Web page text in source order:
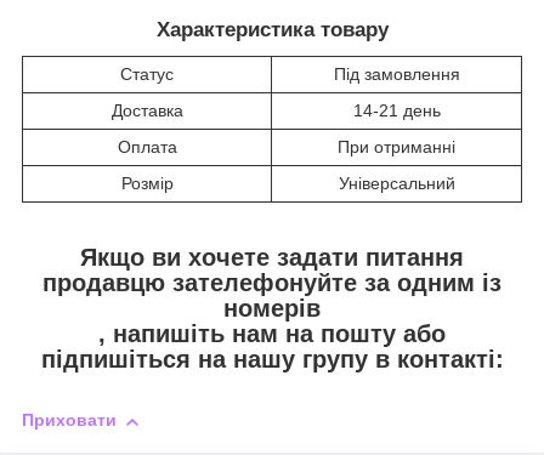
Характеристика товару
Статус
Під замовлення
Доставка
14-21 день
Оплата
При отриманні
Розмір
Універсальний
Якщо ви хочете задати питання
продавцю зателефонуйте за одним із
номерів
, напишіть нам на пошту або
підпишіться на нашу групу в контакті:
Приховати